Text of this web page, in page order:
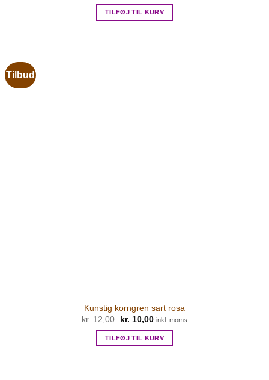
TILFØJ TIL KURV
Tilbud
Kunstig korngren sart rosa
kr.12,00
Den
pris
var:
kr. 10,00Den
pris
er:
inkl. moms
TILFØJ TIL KURV